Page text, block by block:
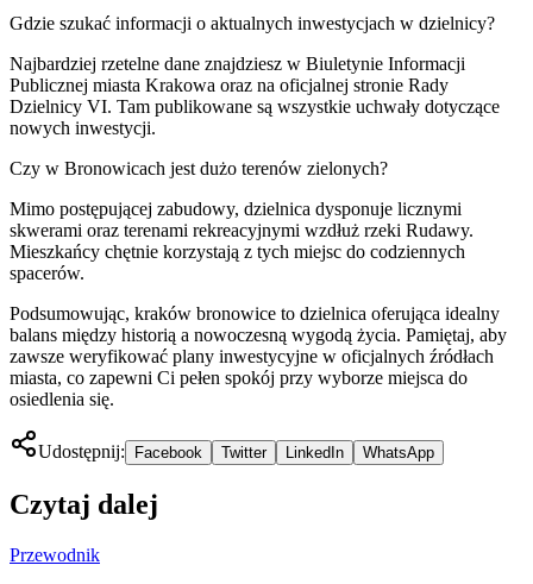
Gdzie szukać informacji o aktualnych inwestycjach w dzielnicy?
Najbardziej rzetelne dane znajdziesz w Biuletynie Informacji
Publicznej miasta Krakowa oraz na oficjalnej stronie Rady
Dzielnicy VI. Tam publikowane są wszystkie uchwały dotyczące
nowych inwestycji.
Czy w Bronowicach jest dużo terenów zielonych?
Mimo postępującej zabudowy, dzielnica dysponuje licznymi
skwerami oraz terenami rekreacyjnymi wzdłuż rzeki Rudawy.
Mieszkańcy chętnie korzystają z tych miejsc do codziennych
spacerów.
Podsumowując, kraków bronowice to dzielnica oferująca idealny
balans między historią a nowoczesną wygodą życia. Pamiętaj, aby
zawsze weryfikować plany inwestycyjne w oficjalnych źródłach
miasta, co zapewni Ci pełen spokój przy wyborze miejsca do
osiedlenia się.
Udostępnij: Facebook Twitter LinkedIn WhatsApp
Czytaj dalej
Przewodnik